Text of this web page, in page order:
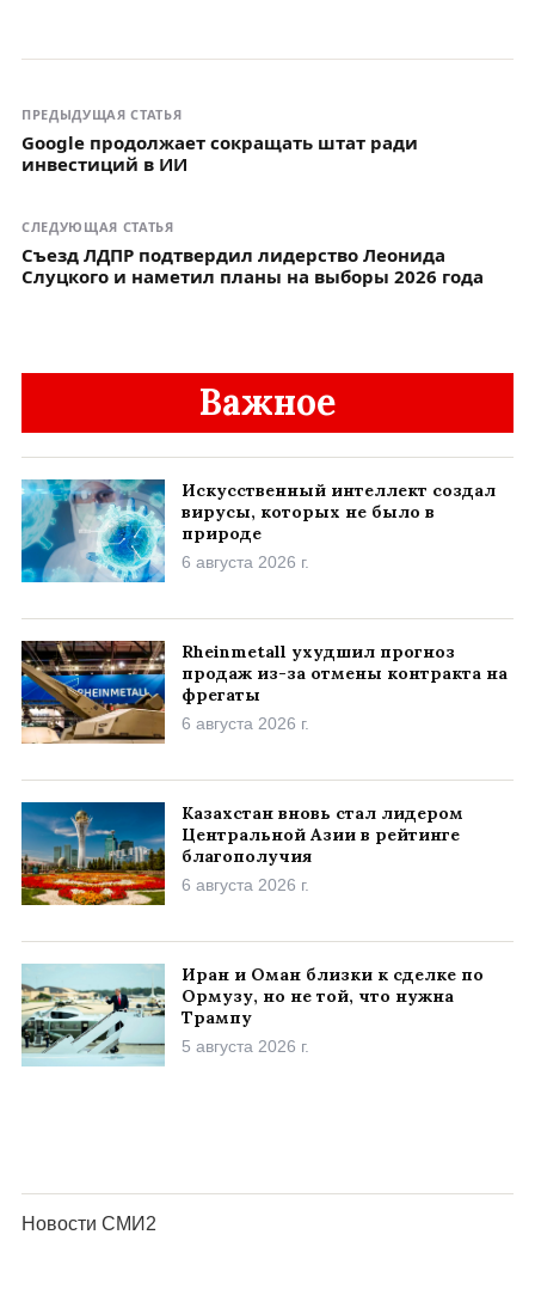
ПРЕДЫДУЩАЯ СТАТЬЯ
Google продолжает сокращать штат ради
инвестиций в ИИ
СЛЕДУЮЩАЯ СТАТЬЯ
Съезд ЛДПР подтвердил лидерство Леонида
Слуцкого и наметил планы на выборы 2026 года
Важное
Искусственный интеллект создал
вирусы, которых не было в
природе
6 августа 2026 г.
Rheinmetall ухудшил прогноз
продаж из-за отмены контракта на
фрегаты
6 августа 2026 г.
Казахстан вновь стал лидером
Центральной Азии в рейтинге
благополучия
6 августа 2026 г.
Иран и Оман близки к сделке по
Ормузу, но не той, что нужна
Трампу
5 августа 2026 г.